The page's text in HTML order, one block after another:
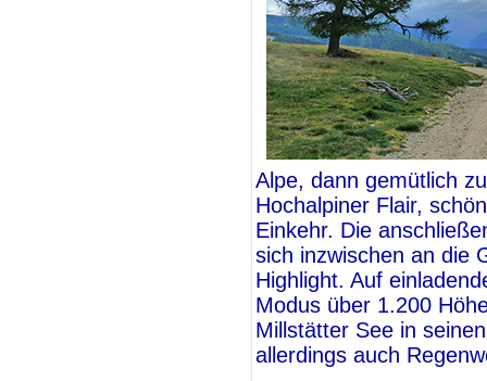
Alpe, dann gemütlich
Hochalpiner Flair,
Einkehr. Die
sich inzwischen an die
Highlight. Auf
Modus über 1.200
Millstätter See in
allerdings auch